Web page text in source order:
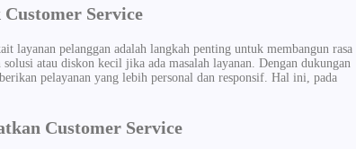
Service
pelanggan adalah langkah penting untuk membangun rasa
atau diskon kecil jika ada masalah layanan. Dengan dukungan
pelayanan yang lebih personal dan responsif. Hal ini, pada
Customer Service